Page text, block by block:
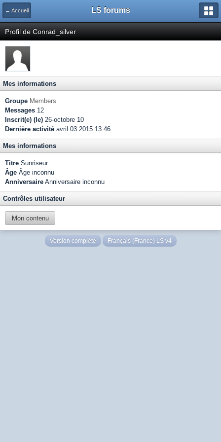
← Accueil LS forums
Profil de Conrad_silver
Mes informations
Groupe Members
Messages 12
Inscrit(e) (le) 26-octobre 10
Dernière activité avril 03 2015 13:46
Mes informations
Titre Sunriseur
Âge Âge inconnu
Anniversaire Anniversaire inconnu
Contrôles utilisateur
Mon contenu
Version complète Français (France) LS v4